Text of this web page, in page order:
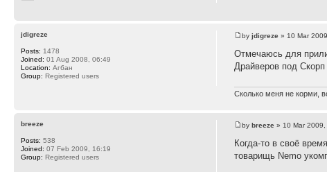
byjdigreze » 10 Mar
Отмечаюсь для
Драйверов под
Сколько меня не корми,
jdigreze
Posts: 1478
Joined: 01 Aug 2008, 06:49
Location: Агбан
Group: Registered users
bybreeze » 10 Mar 2009,
Когда-то в своё
товарищь Nemo
breeze
Posts: 538
Joined: 07 Feb 2009, 16:19
Group: Registered users